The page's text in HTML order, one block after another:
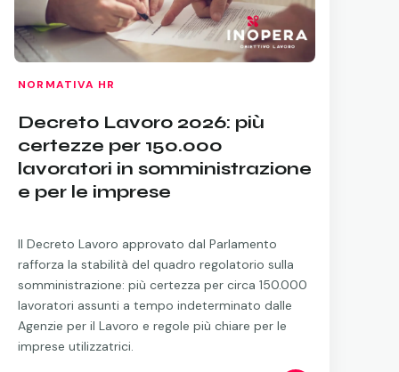
NORMATIVA HR
Decreto Lavoro 2026: più
certezze per 150.000
lavoratori in somministrazione
e per le imprese
Il Decreto Lavoro approvato dal Parlamento
rafforza la stabilità del quadro regolatorio sulla
somministrazione: più certezza per circa 150.000
lavoratori assunti a tempo indeterminato dalle
Agenzie per il Lavoro e regole più chiare per le
imprese utilizzatrici.